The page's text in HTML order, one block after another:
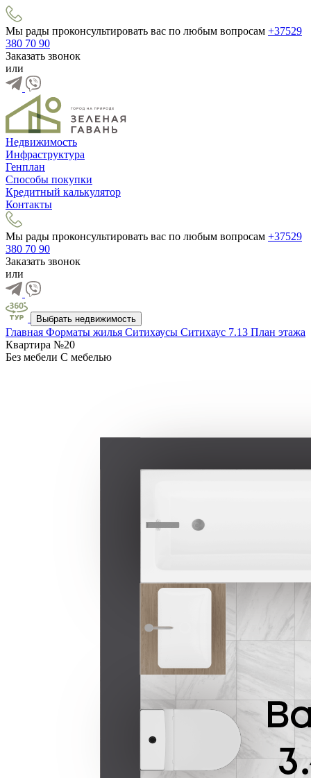
Мы рады проконсультировать вас по любым вопросам +37529
380 70 90
Заказать звонок
или
Недвижимость
Инфраструктура
Генплан
Способы покупки
Кредитный калькулятор
Контакты
Мы рады проконсультировать вас по любым вопросам +37529
380 70 90
Заказать звонок
или
Выбрать недвижимость
Главная Форматы жилья Ситихаусы Ситихаус 7.13 План этажа
Квартира №20
Без мебели С мебелью